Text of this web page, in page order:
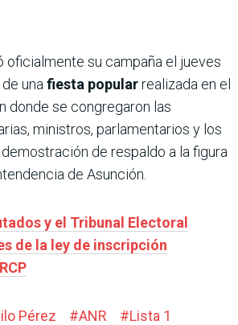
oficialmente su campaña el jueves
una fiesta popularrealizada en el
donde se congregaron las
ministros, parlamentarios y los
de respaldo a la figura
de Asunción.
y el Tribunal Electoral
de la ley de inscripción
Pérez #ANR #Lista 1